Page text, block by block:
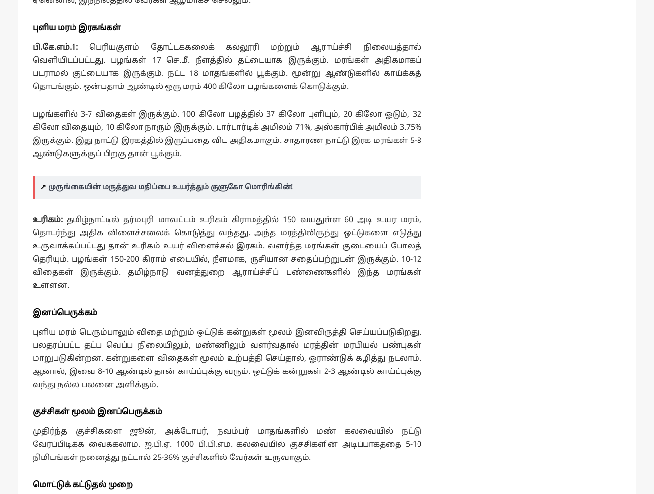
புளிய மரம் இரகங்கள்
பி.கே.எம்.1: பெரியகுளம் தோட்டக்கலைக் கல்லூரி மற்றும் ஆராய்ச்சி நிலையத்தால்
வெளியிடப்பட்டது. பழங்கள் 17 செ.மீ. நீளத்தில் தட்டையாக இருக்கும். மரங்கள் அதிகமாகப்
படராமல் குட்டையாக இருக்கும். நட்ட 18 மாதங்களில் பூக்கும். மூன்று ஆண்டுகளில் காய்க்கத்
தொடங்கும். ஒன்பதாம் ஆண்டில் ஒரு மரம் 400 கிலோ பழங்களைக் கொடுக்கும்.
பழங்களில் 3-7 விதைகள் இருக்கும். 100 கிலோ பழத்தில் 37 கிலோ புளியும், 20 கிலோ ஓடும், 32
கிலோ விதையும், 10 கிலோ நாரும் இருக்கும். டார்டார்டிக் அமிலம் 71%, அஸ்கார்பிக் அமிலம் 3.75%
இருக்கும். இது நாட்டு இரகத்தில் இருப்பதை விட அதிகமாகும். சாதாரண நாட்டு இரக மரங்கள் 5-8
ஆண்டுகளுக்குப் பிறகு தான் பூக்கும்.
↗️ முருங்கையின் மருத்துவ மதிப்பை உயர்த்தும் குளுகோ மொரிங்கின்!
உரிகம்:தமிழ்நாட்டில் தர்மபுரி மாவட்டம் உரிகம் கிராமத்தில் 150 வயதுள்ள 60 அடி உயர மரம்,
தொடர்ந்து அதிக விளைச்சலைக் கொடுத்து வந்தது. அந்த மரத்திலிருந்து ஒட்டுகளை எடுத்து
உருவாக்கப்பட்டது தான் உரிகம் உயர் விளைச்சல் இரகம். வளர்ந்த மரங்கள் குடையைப் போலத்
தெரியும். பழங்கள் 150-200 கிராம் எடையில், நீளமாக, ருசியான சதைப்பற்றுடன் இருக்கும். 10-12
விதைகள் இருக்கும். தமிழ்நாடு வனத்துறை ஆராய்ச்சிப் பண்ணைகளில் இந்த மரங்கள்
உள்ளன.
இனப்பெருக்கம்
புளிய மரம் பெரும்பாலும் விதை மற்றும் ஒட்டுக் கன்றுகள் மூலம் இனவிருத்தி செய்யப்படுகிறது.
பலதரப்பட்ட தட்ப வெப்ப நிலையிலும், மண்ணிலும் வளர்வதால் மரத்தின் மரபியல் பண்புகள்
மாறுபடுகின்றன. கன்றுகளை விதைகள் மூலம் உற்பத்தி செய்தால், ஓராண்டுக் கழித்து நடலாம்.
ஆனால், இவை 8-10 ஆண்டில் தான் காய்ப்புக்கு வரும். ஒட்டுக் கன்றுகள் 2-3 ஆண்டில் காய்ப்புக்கு
வந்து நல்ல பலனை அளிக்கும்.
குச்சிகள் மூலம் இனப்பெருக்கம்
முதிர்ந்த குச்சிகளை ஜூன், அக்டோபர், நவம்பர் மாதங்களில் மண் கலவையில் நட்டு
வேர்ப்பிடிக்க வைக்கலாம். ஐ.பி.ஏ. 1000 பி.பி.எம். கலவையில் குச்சிகளின் அடிப்பாகத்தை 5-10
நிமிடங்கள் நனைத்து நட்டால் 25-36% குச்சிகளில் வேர்கள் உருவாகும்.
மொட்டுக் கட்டுதல் முறை